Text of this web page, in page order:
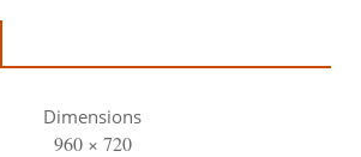
Dimensions
960 × 720